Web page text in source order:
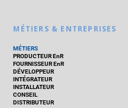
MÉTIERS & ENTREPRISES
MÉTIERS
PRODUCTEUR EnR
FOURNISSEUR EnR
DÉVELOPPEUR
INTÉGRATEUR
INSTALLATEUR
CONSEIL
DISTRIBUTEUR